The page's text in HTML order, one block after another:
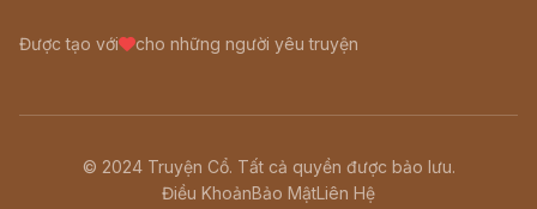
Được tạo với cho những người yêu truyện
© 2024 Truyện Cổ. Tất cả quyền được bảo lưu.
Điều KhoảnBảo MậtLiên Hệ